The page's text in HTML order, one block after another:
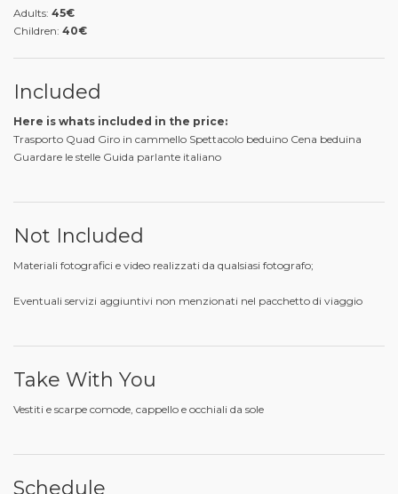
Adults: 45€
Children: 40€
Included
Here is whats included in the price:
Trasporto Quad Giro in cammello Spettacolo beduino Cena beduina
Guardare le stelle Guida parlante italiano
Not Included
Materiali fotografici e video realizzati da qualsiasi fotografo;
Eventuali servizi aggiuntivi non menzionati nel pacchetto di viaggio
Take With You
Vestiti e scarpe comode, cappello e occhiali da sole
Schedule